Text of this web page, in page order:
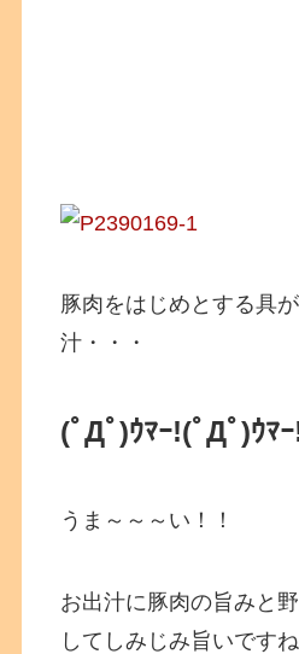
豚肉をはじめとする具
汁・・・
(ﾟДﾟ)ｳﾏｰ!(ﾟДﾟ)ｳﾏ
うま～～～い！！
お出汁に豚肉の旨みと
してしみじみ旨いですね